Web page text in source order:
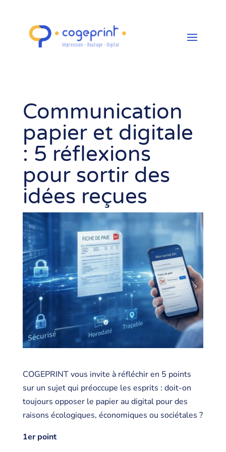
Communication
papier et digitale
: 5 réflexions
pour sortir des
idées reçues
COGEPRINT vous invite à réfléchir en 5 points
sur un sujet qui préoccupe les esprits : doit-on
toujours opposer le papier au digital pour des
raisons écologiques, économiques ou sociétales ?
1er point